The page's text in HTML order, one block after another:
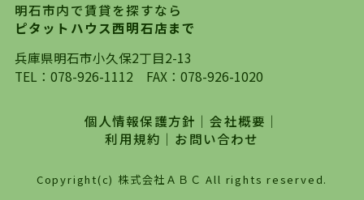
自身でインターネットを利用し、理想のお部屋を
探していただき、選択していただいた物件情報に
対して、専門知識を持ったスタッフがサポートさ
せていただくスタイルを心がけております。私た
は、一度だけでは終わらない、お客様との末長い
お付き合いです。初めての一人暮らしから、就
職・ご結婚・売買物件の購入、などなど一生涯に
わたる、良きアドバイザーとして、地域に密着し
た営業スタイルで様々なお役立ちができればと強
明石市内で賃貸を探すなら
ピタットハウス西明石店まで
兵庫県明石市小久保2丁目2-13
TEL： 078-926-1112 FAX：078-926-1020
個人情報保護方針 ｜会社概要 ｜
利用規約 ｜ お問い合わせ
Copyright(c) 株式会社ＡＢＣ All rights reserved.